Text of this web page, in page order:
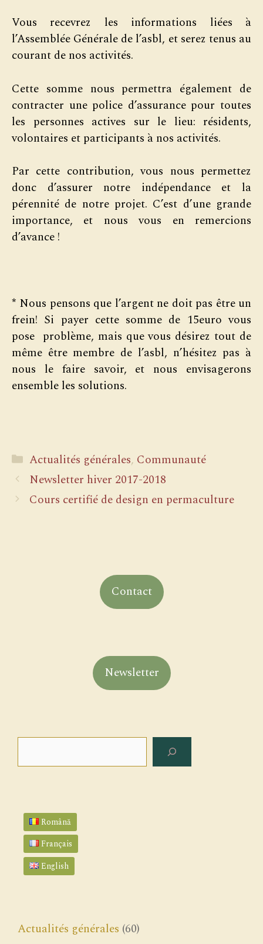
Vous recevrez les informations liées à
l’Assemblée Générale de l’asbl, et serez tenus au
courant de nos activités.
Cette somme nous permettra également de
contracter une police d’assurance pour toutes
les personnes actives sur le lieu: résidents,
volontaires et participants à nos activités.
Par cette contribution, vous ​nous permettez
donc d’assurer notre indépendance et la
pérennité de notre projet. C’est d’une grande
importance, et nous vous en remercions
d’avance !
* Nous pensons que l’argent ne doit pas être un
frein! Si payer cette somme de 15euro vous
pose problème, mais que vous désirez tout de
même être membre de l’asbl, n’hésitez pas à
nous le faire savoir, et nous envisagerons
ensemble les solutions.
Catégories
Actualités générales, Communauté
Newsletter hiver 2017-2018
Cours certifié de design en permaculture
Contact
Newsletter
Română
Français
English
Actualités générales (60)